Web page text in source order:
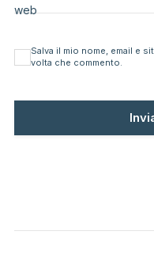
web
Salva il mio nome, email e
volta che commento.